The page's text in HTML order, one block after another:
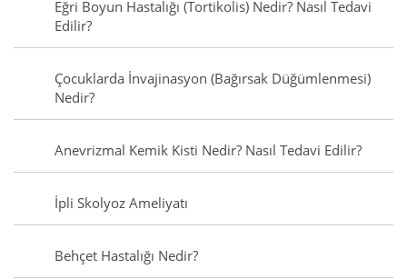
Eğri Boyun Hastalığı (Tortikolis) Nedir? Nasıl Tedavi
Edilir?
Çocuklarda İnvajinasyon (Bağırsak Düğümlenmesi)
Nedir?
Anevrizmal Kemik Kisti Nedir? Nasıl Tedavi Edilir?
İpli Skolyoz Ameliyatı
Behçet Hastalığı Nedir?